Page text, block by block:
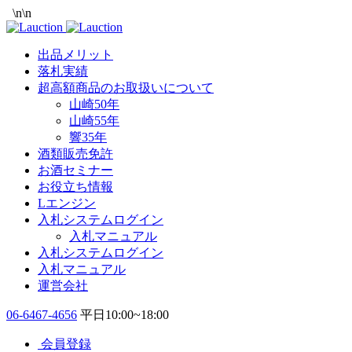
\n\n
出品メリット
落札実績
超高額商品のお取扱いについて
山崎50年
山崎55年
響35年
酒類販売免許
お酒セミナー
お役立ち情報
Lエンジン
入札システムログイン
入札マニュアル
入札システムログイン
入札マニュアル
運営会社
06-6467-4656 平日10:00~18:00
会員登録